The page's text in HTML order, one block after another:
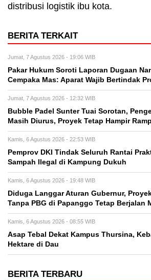
distribusi logistik ibu kota.
BERITA TERKAIT
Jumat, 7 Agustus 2026 - 19:06 WIB
Pakar Hukum Soroti Laporan Dugaan
Cempaka Mas: Aparat Wajib Bertindak
Jumat, 7 Agustus 2026 - 12:32 WIB
Bubble Padel Sunter Tuai Sorotan,
Masih Diurus, Proyek Tetap Hampir
Kamis, 6 Agustus 2026 - 22:53 WIB
Pemprov DKI Tindak Seluruh Rantai
Sampah Ilegal di Kampung Dukuh
Kamis, 6 Agustus 2026 - 19:48 WIB
Diduga Langgar Aturan Gubernur,
Tanpa PBG di Papanggo Tetap Berjalan
Kamis, 6 Agustus 2026 - 08:55 WIB
Asap Tebal Dekat Kampus Thursina,
Hektare di Dau
BERITA TERBARU